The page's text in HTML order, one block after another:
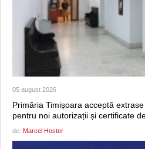
05 august 2026
Primăria Timișoara acceptă
pentru noi autorizații și certificate
de: Marcel Hoster